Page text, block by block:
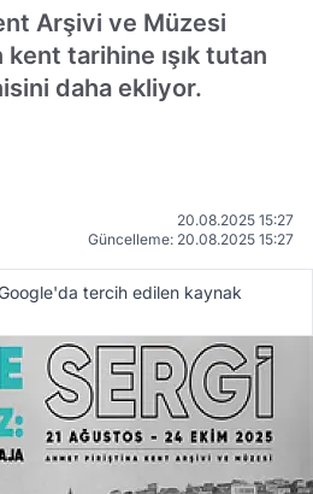
Arşivi ve Müzesi
tarihine ışık tutan
daha ekliyor.
20.08.2025 15:27
Güncelleme: 20.08.2025 15:27
Google'da tercih edilen kaynak